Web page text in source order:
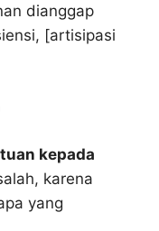
dianggap
[artisipasi
kepada
karena
yang